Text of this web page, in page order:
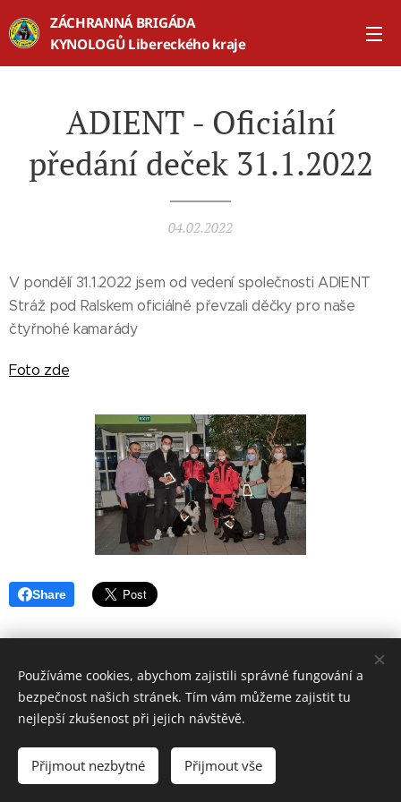
ZÁCHRANNÁ BRIGÁDA
KYNOLOGŮ Libereckého kraje
ADIENT - Oficiální
předání deček 31.1.2022
04.02.2022
V pondělí 31.1.2022 jsem od vedení společnosti ADIENT
Stráž pod Ralskem oficiálně převzali děčky pro naše
čtyřnohé kamarády
Foto zde
Share
Aktualizováno 6.7.2026
Cookies
Používáme cookies, abychom zajistili správné fungování a
bezpečnost našich stránek. Tím vám můžeme zajistit tu
nejlepší zkušenost při jejich návštěvě.
Přijmout nezbytné Přijmout vše